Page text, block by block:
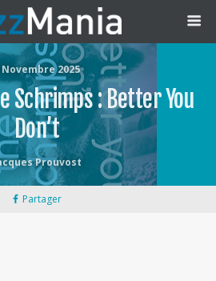
Novembre 2025
Schrimps : Better You
Don’t
Prouvost
Partager